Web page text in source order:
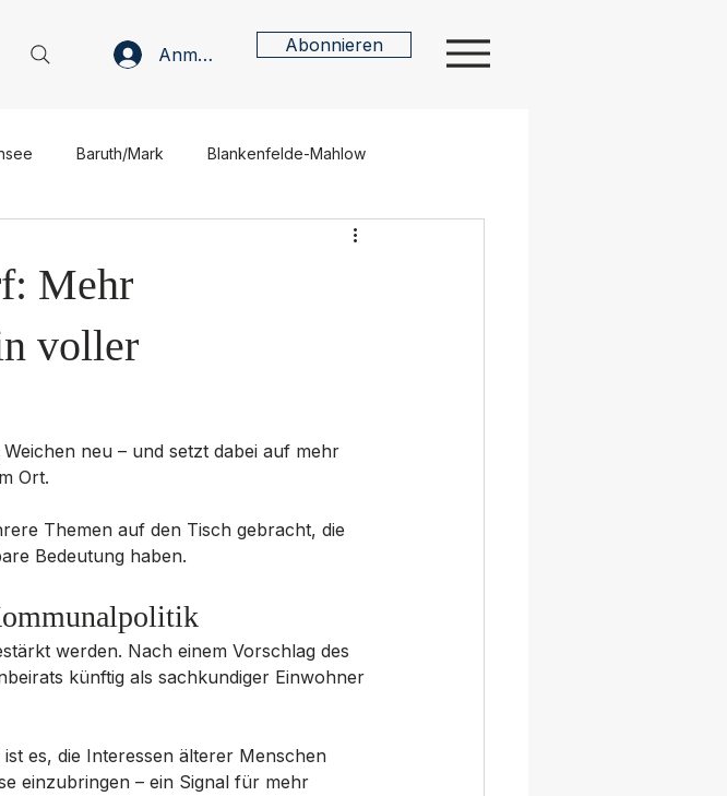
Anmelden Abonnieren
Baruth/Mark Blankenfelde-Mahlow
Nuthe-Urstromtal
Wirtschaft
Mehr
voller
neu – und setzt dabei auf mehr
Ort.
Themen auf den Tisch gebracht, die
Bedeutung haben.
werden. Nach einem Vorschlag des
künftig als sachkundiger Einwohner
es, die Interessen älterer Menschen
einzubringen – ein Signal für mehr